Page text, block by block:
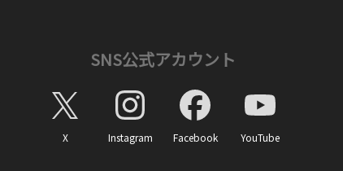
SNS公式アカウント
X Instagram Facebook YouTube